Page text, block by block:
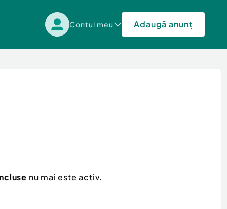
Contul meu Adaugă anunț
nu mai este activ.